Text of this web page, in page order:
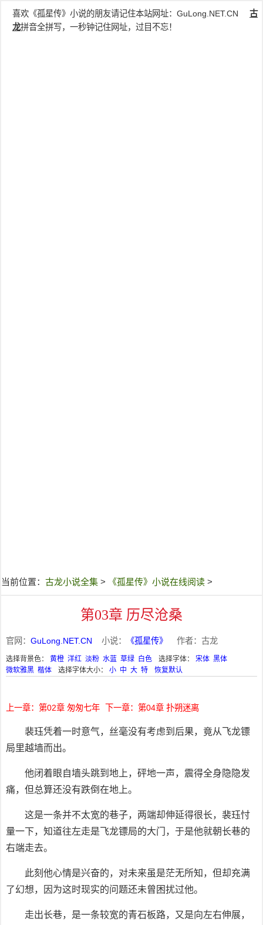
喜欢《孤星传》小说的朋友请记住本站网址： GuLong.NET.CN
古
龙拼音全拼写，一秒钟记住网址，过目不忘！
当前位置： 古龙小说全集 > 《孤星传》小说在线阅读 >
第03章 历尽沧桑
官网： GuLong.NET.CN 小说： 《孤星传》 作者：古龙
选择背景色： 黄橙 洋红 淡粉 水蓝 草绿 白色 选择字体： 宋体 黑体
微软雅黑 楷体 选择字体大小： 小 中 大 特 恢复默认
上一章：第02章 匆匆七年 下一章：第04章 扑朔迷离
裴珏凭着一时意气，丝毫没有考虑到后果，竟从飞龙镖
局里越墙而出。
他闭着眼自墙头跳到地上，砰地一声，震得全身隐隐发
痛，但总算还没有跌倒在地上。
这是一条并不太宽的巷子，两端却伸延得很长，裴珏忖
量一下，知道往左走是飞龙镖局的大门，于是他就朝长巷的
右端走去。
此刻他心情是兴奋的，对未来虽是茫无所知，但却充满
了幻想，因为这时现实的问题还未曾困扰过他。
走出长巷，是一条较宽的青石板路，又是向左右伸展，